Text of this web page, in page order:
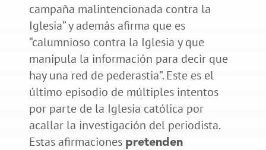
campaña malintencionada contra la
Iglesia” y además afirma que es
“calumnioso contra la Iglesia y que
manipula la información para decir que
hay una red de pederastia”. Este es el
último episodio de múltiples intentos
por parte de la Iglesia católica por
acallar la investigación del periodista.
Estas afirmaciones pretenden